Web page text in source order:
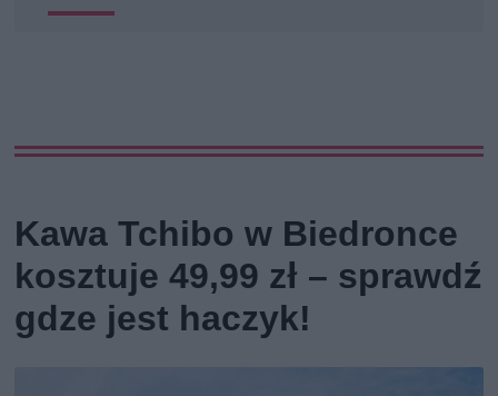
Kawa Tchibo w Biedronce
kosztuje 49,99 zł – sprawdź
gdze jest haczyk!